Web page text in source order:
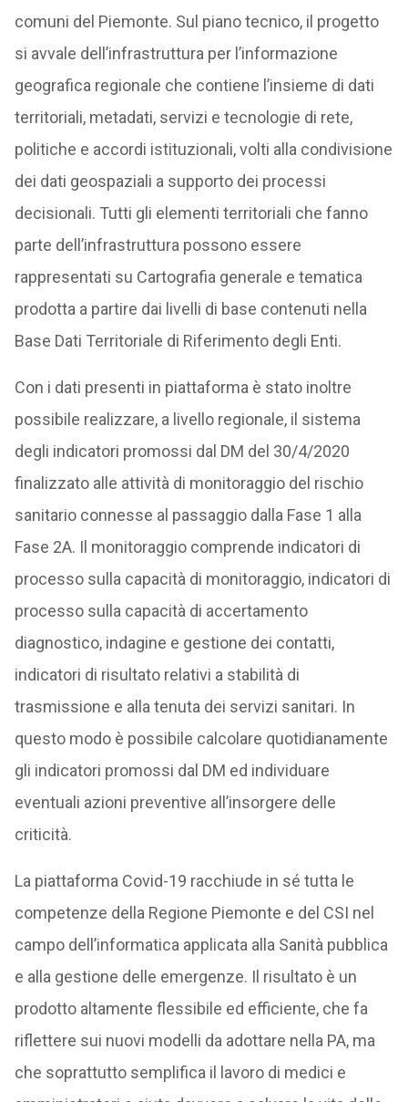
comuni del Piemonte. Sul piano tecnico, il progetto
si avvale dell’infrastruttura per l’informazione
geografica regionale che contiene l’insieme di dati
territoriali, metadati, servizi e tecnologie di rete,
politiche e accordi istituzionali, volti alla condivisione
dei dati geospaziali a supporto dei processi
decisionali. Tutti gli elementi territoriali che fanno
parte dell’infrastruttura possono essere
rappresentati su Cartografia generale e tematica
prodotta a partire dai livelli di base contenuti nella
Base Dati Territoriale di Riferimento degli Enti.
Con i dati presenti in piattaforma è stato inoltre
possibile realizzare, a livello regionale, il sistema
degli indicatori promossi dal DM del 30/4/2020
finalizzato alle attività di monitoraggio del rischio
sanitario connesse al passaggio dalla Fase 1 alla
Fase 2A. Il monitoraggio comprende indicatori di
processo sulla capacità di monitoraggio, indicatori di
processo sulla capacità di accertamento
diagnostico, indagine e gestione dei contatti,
indicatori di risultato relativi a stabilità di
trasmissione e alla tenuta dei servizi sanitari. In
questo modo è possibile calcolare quotidianamente
gli indicatori promossi dal DM ed individuare
eventuali azioni preventive all’insorgere delle
criticità.
La piattaforma Covid-19 racchiude in sé tutta le
competenze della Regione Piemonte e del CSI nel
campo dell’informatica applicata alla Sanità pubblica
e alla gestione delle emergenze. Il risultato è un
prodotto altamente flessibile ed efficiente, che fa
riflettere sui nuovi modelli da adottare nella PA, ma
che soprattutto semplifica il lavoro di medici e